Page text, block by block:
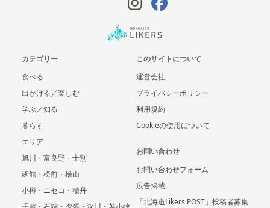
カテゴリー
食べる
出かける／楽しむ
学ぶ／知る
暮らす
エリア
旭川・富良野・士別
函館・松前・檜山
小樽・ニセコ・積丹
このサイトについて
運営会社
プライバシーポリシー
利用規約
Cookieの使用について
お問い合わせ
お問い合わせフォーム
広告掲載
「北海道Likers POST」投稿者募集